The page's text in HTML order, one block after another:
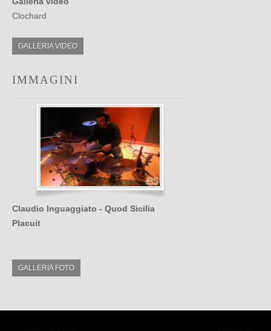
Clochard
GALLERIA VIDEO
IMMAGINI
Claudio Inguaggiato - Quod Sicilia
Placuit
GALLERIA FOTO